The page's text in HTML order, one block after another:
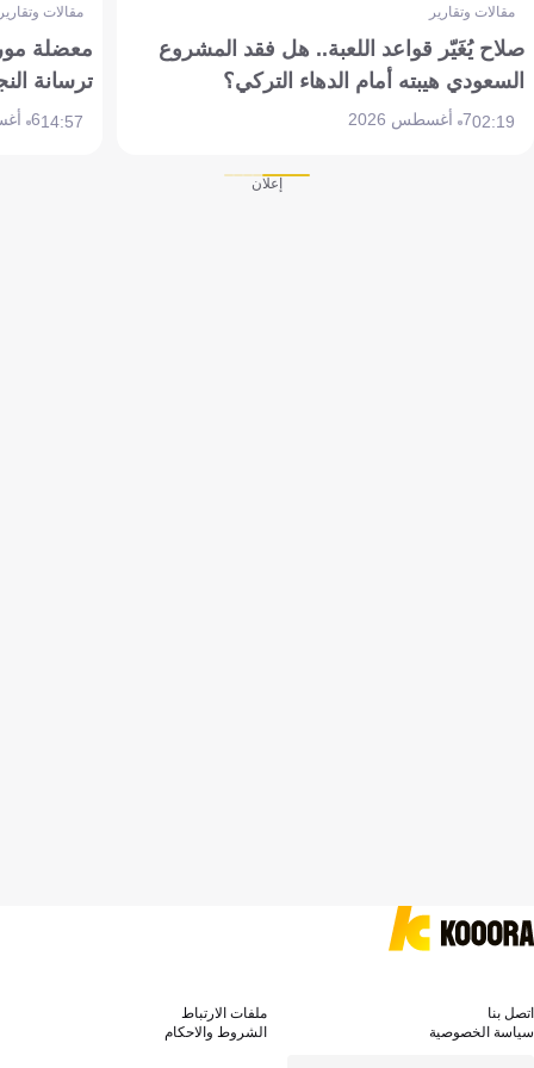
مقالات وتقارير
صلاح يُغَيّر قواعد اللعبة.. هل فقد المشروع
السعودي هيبته أمام الدهاء التركي؟
02:197 أغسطس 2026
مقالات
معضلة
ترسانة
14:576 أغسطس 2026
إعلان
اتصل بنا
ملفات الارتباط
سياسة الخصوصية
الشروط والاحكام